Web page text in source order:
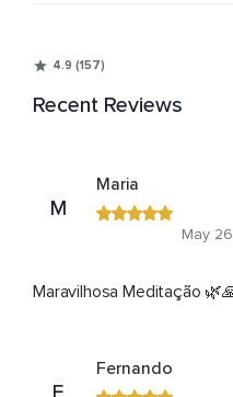
4.9 (157)
Recent Reviews
M
Maria
May
Maravilhosa Meditação
Fernando